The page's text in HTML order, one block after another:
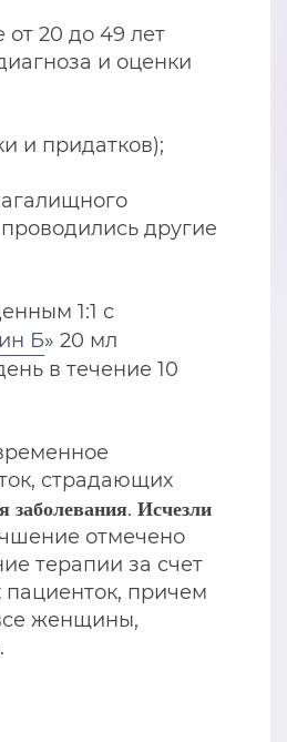
от 20 до 49 лет
и оценки
и придатков);
другие
1:1 с
Б» 20 мл
в течение 10
страдающих
заболевания. Исчезли
отмечено
терапии за счет
пациенток, причем
женщины,